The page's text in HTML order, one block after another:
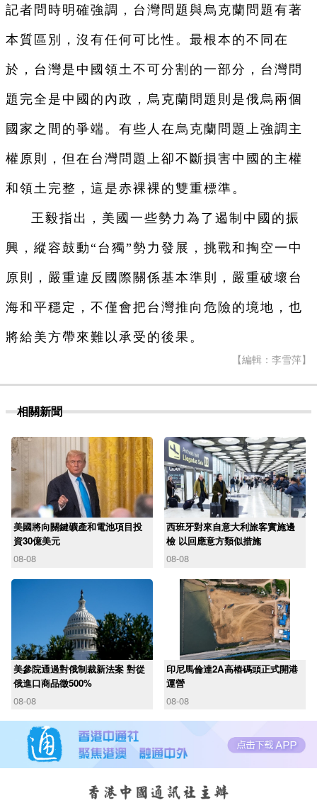
記者問時明確強調，台灣問題與烏克蘭問題有著
本質區別，沒有任何可比性。最根本的不同在
於，台灣是中國領土不可分割的一部分，台灣問
題完全是中國的內政，烏克蘭問題則是俄烏兩個
國家之間的爭端。有些人在烏克蘭問題上強調主
權原則，但在台灣問題上卻不斷損害中國的主權
和領土完整，這是赤裸裸的雙重標準。
王毅指出，美國一些勢力為了遏制中國的振
興，縱容鼓動“台獨”勢力發展，挑戰和掏空一中
原則，嚴重違反國際關係基本準則，嚴重破壞台
海和平穩定，不僅會把台灣推向危險的境地，也
將給美方帶來難以承受的後果。
【編輯：李雪萍】
相關新聞
美國將向關鍵礦產和電池項目投
資30億美元
08-08
西班牙對來自意大利旅客實施邊
檢 以回應意方類似措施
08-08
美參院通過對俄制裁新法案 對從
俄進口商品徵500%
08-08
印尼馬倫達2A高樁碼頭正式開港
運營
08-08